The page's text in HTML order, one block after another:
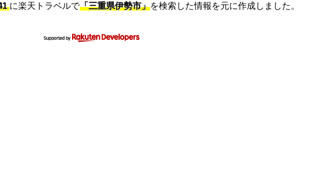
に楽天トラベルで「三重県伊勢市」を検索した情報を元に作成しました。